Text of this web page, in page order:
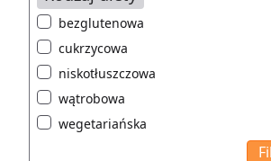
bezglutenowa
cukrzycowa
niskotłuszczowa
wątrobowa
wegetariańska